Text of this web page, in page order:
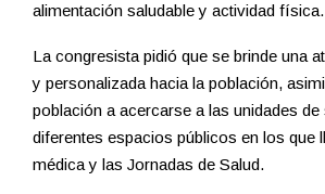
alimentación saludable y actividad física.
La congresista pidió que se brinde una
y personalizada hacia la población,
población a acercarse a las unidades de
diferentes espacios públicos en los que
médica y las Jornadas de Salud.